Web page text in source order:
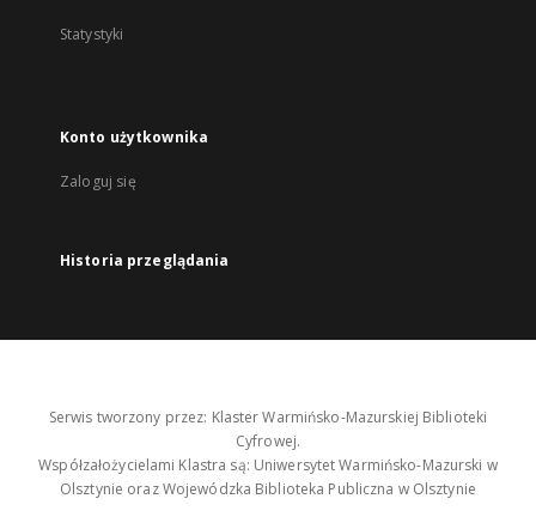
Statystyki
Konto użytkownika
Zaloguj się
Historia przeglądania
Serwis tworzony przez: Klaster Warmińsko-Mazurskiej Biblioteki
Cyfrowej.
Współzałożycielami Klastra są: Uniwersytet Warmińsko-Mazurski w
Olsztynie oraz Wojewódzka Biblioteka Publiczna w Olsztynie